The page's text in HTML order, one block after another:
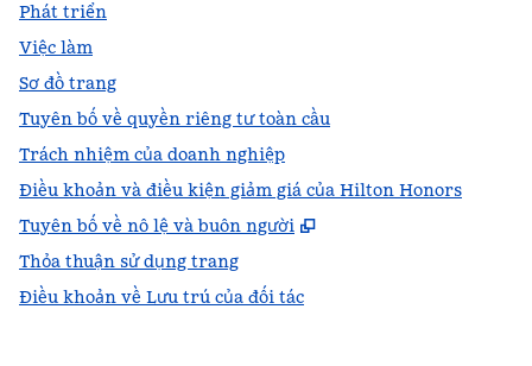
Phát triển
Việc làm
Sơ đồ trang
Tuyên bố về quyền riêng tư toàn cầu
Trách nhiệm của doanh nghiệp
Điều khoản và điều kiện giảm giá của Hilton Honors
Tuyên bố về nô lệ và buôn người
,
Thỏa thuận sử dụng trang
Điều khoản về Lưu trú của đối tác